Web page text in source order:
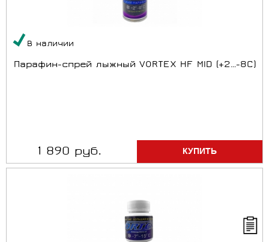
В наличии
Парафин-спрей лыжный VORTEX HF MID (+2...-8C)
1 890 руб.